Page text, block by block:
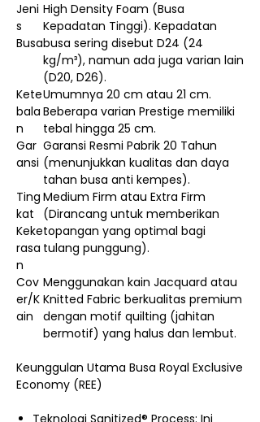
Jeni
s
Busa
High Density Foam (Busa
Kepadatan Tinggi). Kepadatan
busa sering disebut D24 (24
kg/m³), namun ada juga varian lain
(D20, D26).
Kete
bala
n
Umumnya 20 cm atau 21 cm.
Beberapa varian Prestige memiliki
tebal hingga 25 cm.
Gar
ansi
Garansi Resmi Pabrik 20 Tahun
(menunjukkan kualitas dan daya
tahan busa anti kempes).
Ting
kat
Keke
rasa
n
Medium Firm atau Extra Firm
(Dirancang untuk memberikan
topangan yang optimal bagi
tulang punggung).
Cov
er/K
ain
Menggunakan kain Jacquard atau
Knitted Fabric berkualitas premium
dengan motif quilting (jahitan
bermotif) yang halus dan lembut.
Keunggulan Utama Busa Royal Exclusive
Economy (REE)
Teknologi Sanitized® Process: Ini